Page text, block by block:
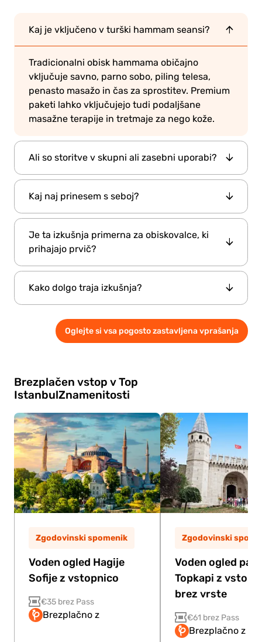
Kaj je vključeno v turški hammam seansi?
Tradicionalni obisk hammama običajno
vključuje savno, parno sobo, piling telesa,
penasto masažo in čas za sprostitev. Premium
paketi lahko vključujejo tudi podaljšane
masažne terapije in tretmaje za nego kože.
Ali so storitve v skupni ali zasebni uporabi?
Vsi paketi so na voljo kot zasebne seanse, ki
zagotavljajo ekskluzivno in osebno izkušnjo za
posameznike ali skupine.
Kaj naj prinesem s seboj?
Najbolj potrebni predmeti so na voljo na kraju
samem, vendar je priporočljivo, da s seboj
prinesete udobna oblačila za po vaši
obravnavi.
Je ta izkušnja primerna za obiskovalce, ki
prihajajo prvič?
Da, je prijazno za začetnike. Usposobljeni
spremljevalci vodijo goste skozi vsako fazo, kar
Kako dolgo traja izkušnja?
Skupno trajanje se razlikuje glede na paket,
običajno pa traja približno od 1,5 ure do 2,5
Oglejte si vsa pogosto zastavljena vprašanja
Brezplačen vstop v Top
IstanbulZnamenitosti
Zgodovinski spomenik
Voden ogled Hagije
Sofije z vstopnico
€35 brez Pass
Brezplačno z
Zgodovinski
Voden ogled
Topkapi z
brez vrste
€61 brez Pass
Brezplačno z